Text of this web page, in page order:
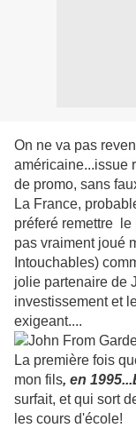
On ne va pas
américaine...issue
de promo, sans
La France,
préferé remettre le
pas vraiment joué
Intouchables)
jolie partenaire de
investissement et
exigeant....
La première fois
mon fils, en
surfait, et qui sort
les cours d'école!